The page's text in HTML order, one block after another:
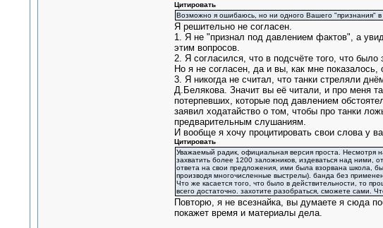
Цитировать
Возможно я ошибаюсь, но ни одного Вашего "признания" в
Я решительно не согласен.
1. Я не "признал под давлением фактов", а
этим вопросов.
2. Я согласился, что в подсчёте того, что
Но я не согласен, да и вы, как мне
3. Я никогда не считал, что танки стреляли
Д.Белякова. Значит вы её читали, и про меня
потерпевших, которые под давлением
заявил ходатайство о том, чтобы про танки
предварительным слушаниям.
И вообще я хочу процитировать свои слова у
Цитировать
Уважаемый радик, официальная версия проста. Несмотря
захватить более 1200 заложников, издеваться над ними,
ответа на свои предложения, ими была взорвана школа,
производя многочисленные выстрелы). банда без
Что же касается того, что было в действительности, то
всего достаточно. захотите разобраться, сможете сами.
Повторю, я не всезнайка, вы думаете я сюда
покажет время и материалы дела.